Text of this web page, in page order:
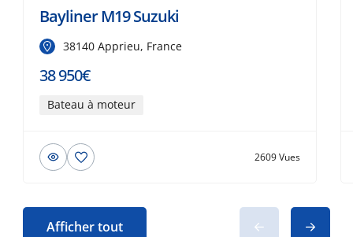
Bayliner M19 Suzuki
38140 Apprieu, France
38 950€
Bateau à moteur
2609 Vues
Afficher tout